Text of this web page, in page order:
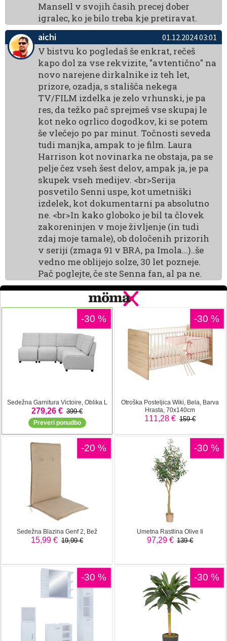
Mansell v svojih časih precej dober
igralec, ko je bilo treba kje pretiravat.
aichi
01.12.2024 03:01
V bistvu ko pogledaš še enkrat, rečeš
kapo dol za vse rekvizite, "avtentično" na
novo narejene dirkalnike iz teh let,
prizore, ozadja, s stališča nekega
TV/FILM izdelka je zelo vrhunski, je pa
res, da težko pač sprejmeš vse skupaj le
kot neko ogrlico dogodkov, ki se potem
še vlečejo po par minut. Točnosti seveda
tudi manjka, ampak to je film. Laura
Harrison kot novinarka ne obstaja, pa se
pelje čez vseh šest delov, ampak ja, je pa
skupek vseh medijev. <br>Serija
posvetilo Senni uspe, kot umetniški
izdelek, kot dokumentarni pa absolutno
ne. <br>In kako globoko je bil ta človek
zakoreninjen v moje življenje (in tudi
zdaj moje tamale), ob določenih prizorih
v seriji (zmaga 91 v BRA, pa Imola...)..še
vedno me oblijejo solze, 30 let pozneje.
Pač poglejte, če ste Senna fan, al pa ne.